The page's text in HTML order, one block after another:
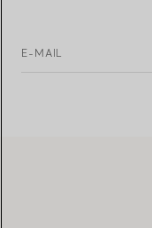
E-MAIL